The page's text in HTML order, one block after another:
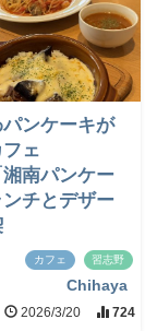
ンケーキが
ェ
南パンケー
チとデザー
カフェ 習志野
Chihaya
2026/3/20 724